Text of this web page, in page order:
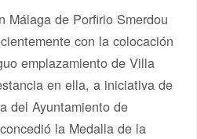
Málaga de Porfirio Smerdou
con la colocación
emplazamiento de Villa
en ella, a iniciativa de
del Ayuntamiento de
la Medalla de la